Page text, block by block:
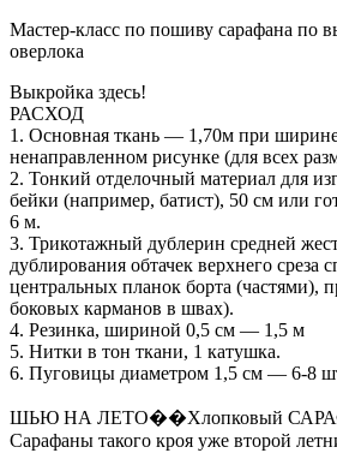
Мастер-класс по пошиву сарафана по
оверлока
Выкройка здесь!
РАСХОД
1. Основная ткань — 1,70м при
ненаправленном рисунке (для всех
2. Тонкий отделочный материал для
бейки (например, батист), 50 см или
6 м.
3. Трикотажный дублерин средней
дублирования обтачек верхнего среза
центральных планок борта (частями),
боковых карманов в швах).
4. Резинка, шириной 0,5 см — 1,5 м
5. Нитки в тон ткани, 1 катушка.
6. Пуговицы диаметром 1,5 см — 6-8
ШЬЮ НА ЛЕТО��Хлопковый
Сарафаны такого кроя уже второй